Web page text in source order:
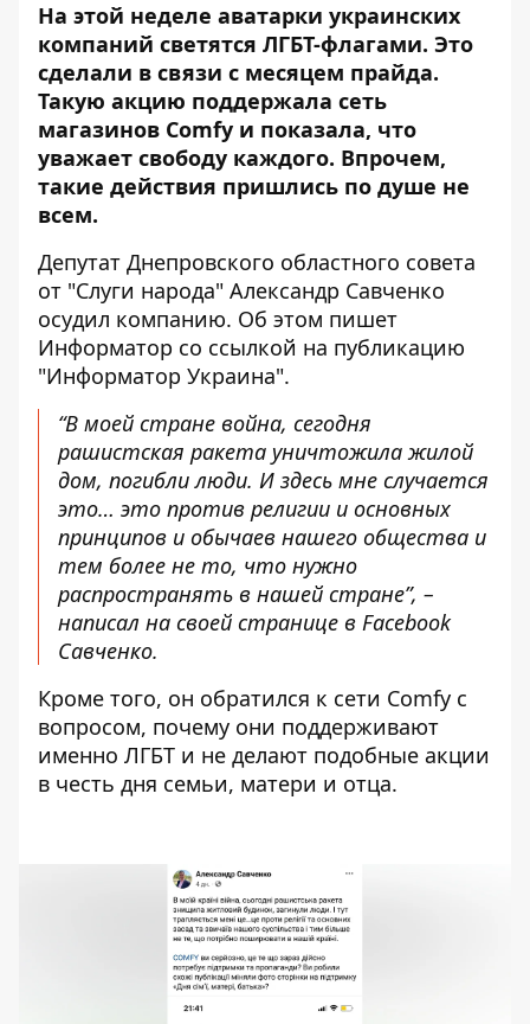
На этой неделе аватарки украинских
компаний светятся ЛГБТ-флагами. Это
сделали в связи с месяцем прайда.
Такую акцию поддержала сеть
магазинов Comfy и показала, что
уважает свободу каждого. Впрочем,
такие действия пришлись по душе не
всем.
Депутат Днепровского областного совета
от "Слуги народа" Александр Савченко
осудил компанию. Об этом пишет
Информатор со ссылкой на публикацию
"Информатор Украина".
“В моей стране война, сегодня
рашистская ракета уничтожила жилой
дом, погибли люди. И здесь мне случается
это… это против религии и основных
принципов и обычаев нашего общества и
тем более не то, что нужно
распространять в нашей стране”, –
написал на своей странице в Facebook
Савченко.
Кроме того, он обратился к сети Comfy с
вопросом, почему они поддерживают
именно ЛГБТ и не делают подобные акции
в честь дня семьи, матери и отца.